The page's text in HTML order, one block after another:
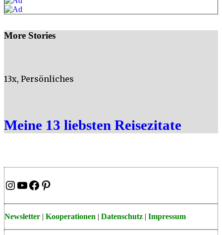
More Stories
13x, Persönliches
Meine 13 liebsten Reisezitate
Instagram
YouTube
Facebook
Pinterest
Newsletter | Kooperationen | Datenschutz | Impressum